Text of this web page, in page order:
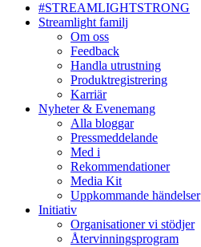
#STREAMLIGHTSTRONG
Streamlight familj
Om oss
Feedback
Handla utrustning
Produktregistrering
Karriär
Nyheter & Evenemang
Alla bloggar
Pressmeddelande
Med i
Rekommendationer
Media Kit
Uppkommande händelser
Initiativ
Organisationer vi stödjer
Återvinningsprogram